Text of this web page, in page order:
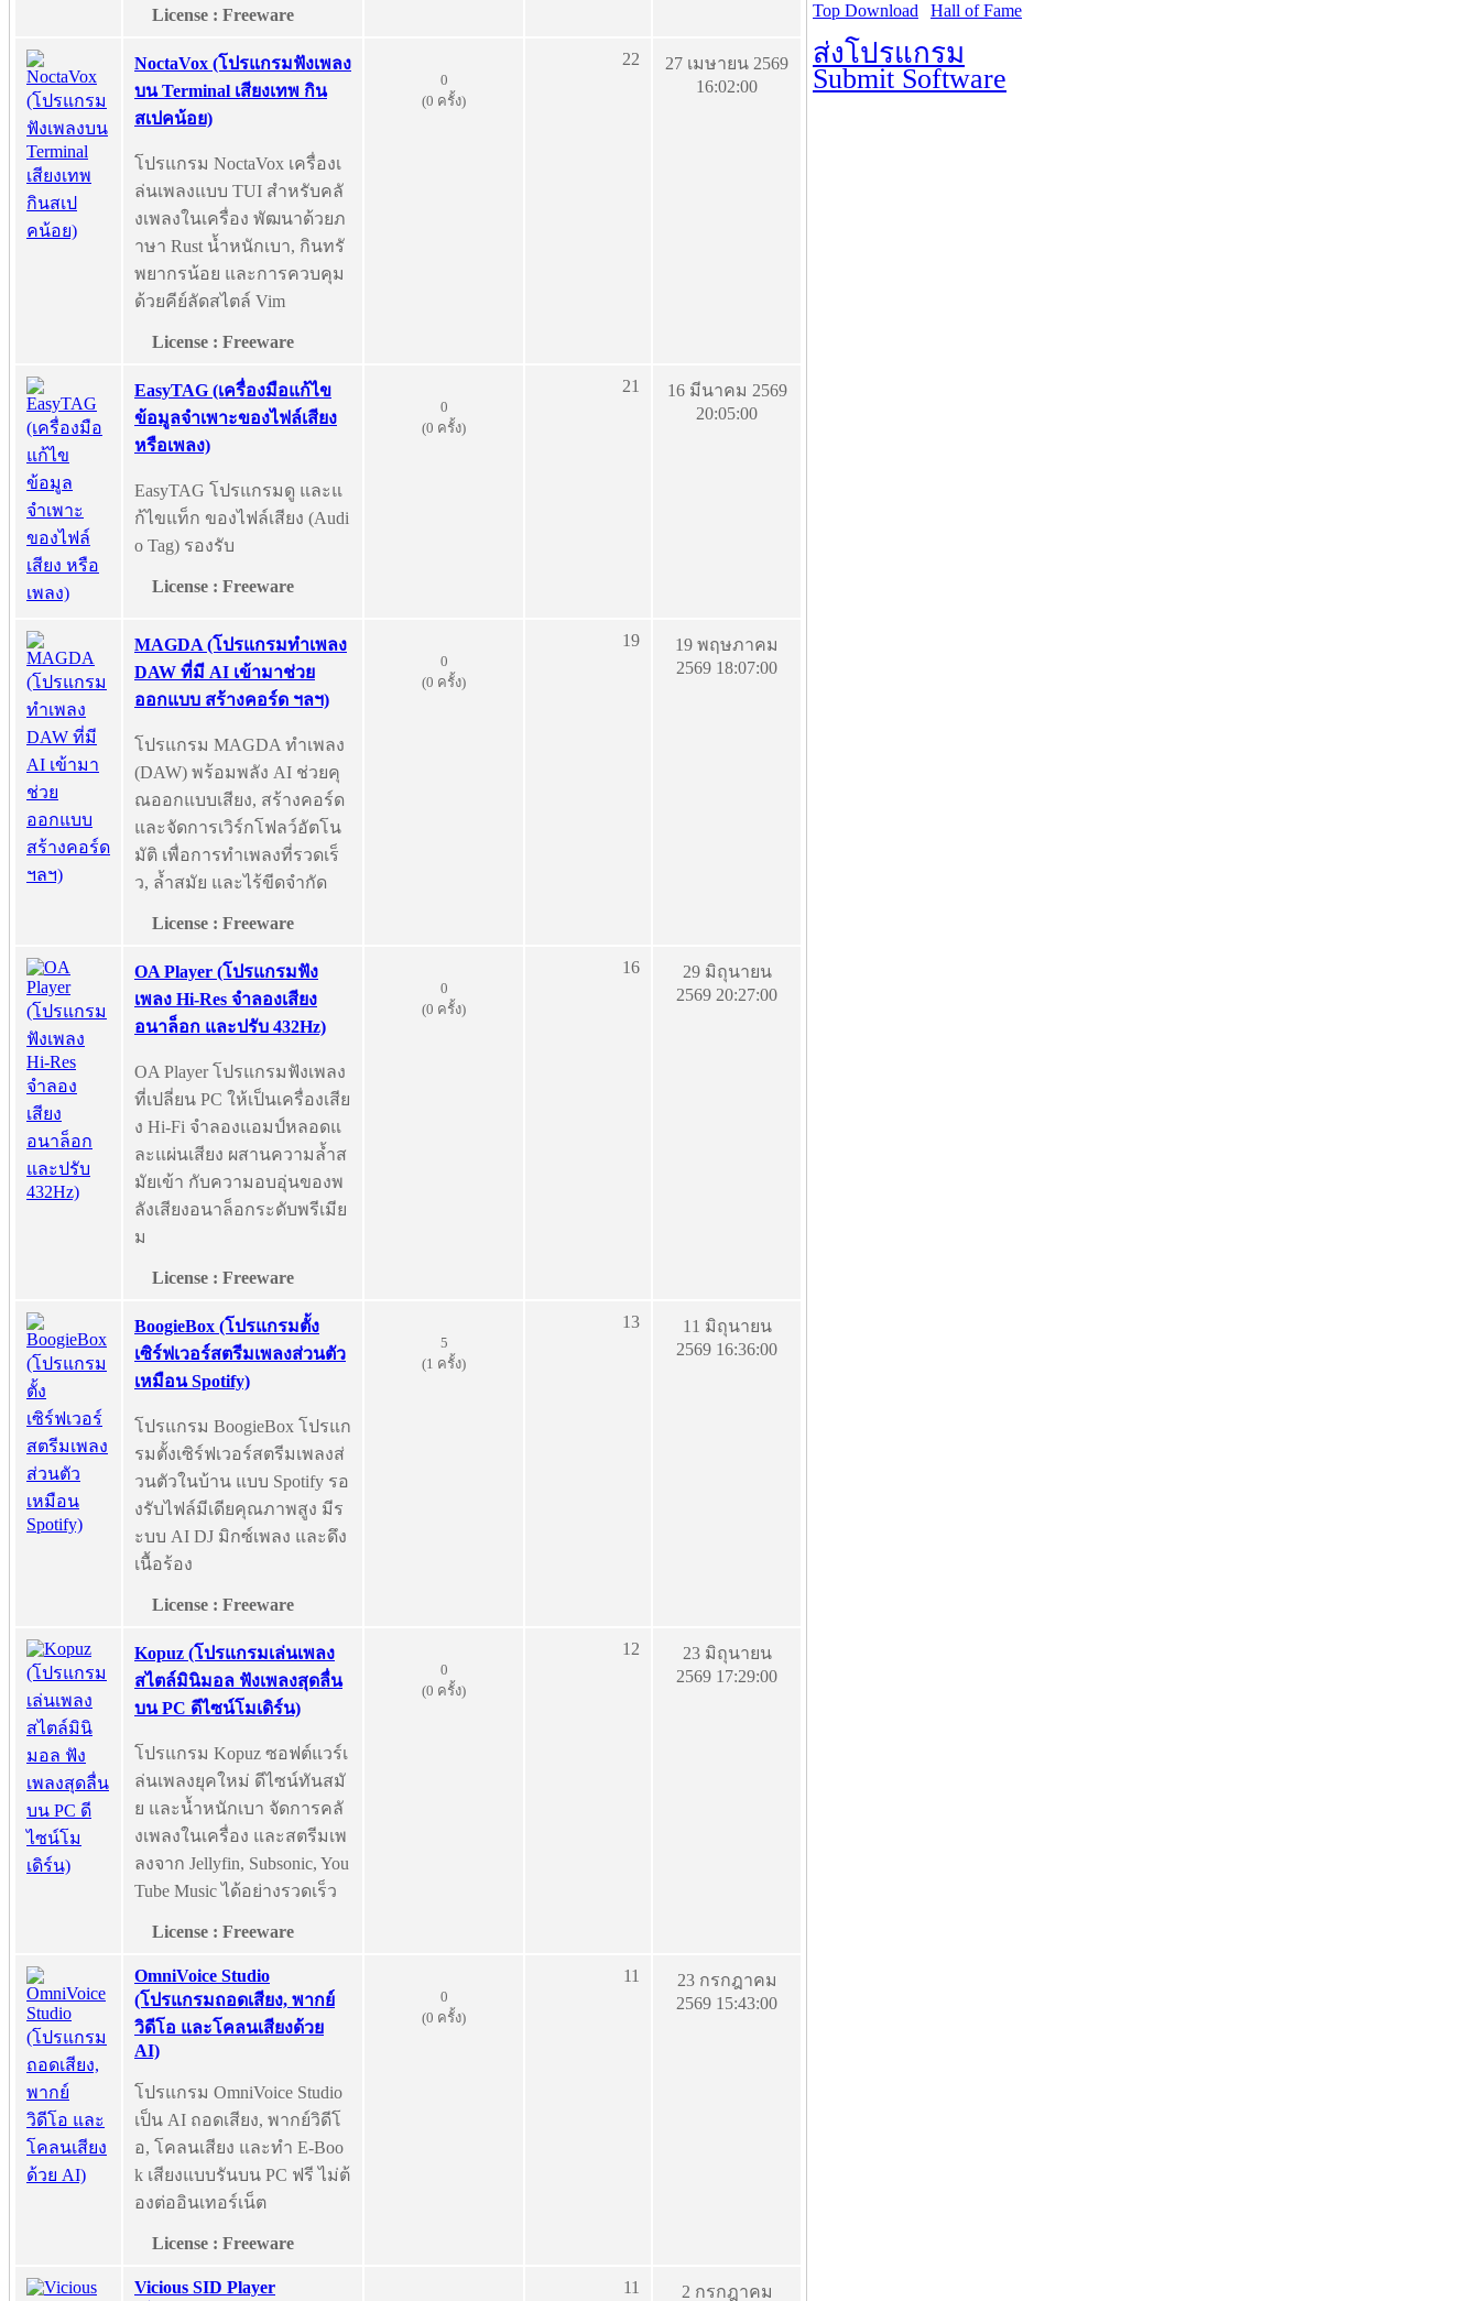
License : Freeware
NoctaVox (โปรแกรมฟังเพลง
บน Terminal เสียงเทพ กิน
สเปคน้อย)
โปรแกรม NoctaVox เครื่องเ
ล่นเพลงแบบ TUI สำหรับคลั
งเพลงในเครื่อง พัฒนาด้วยภ
าษา Rust น้ำหนักเบา, กินทรั
พยากรน้อย และการควบคุม
ด้วยคีย์ลัดสไตล์ Vim
License : Freeware
0
(0 ครั้ง)
22
27 เมษายน 2569
16:02:00
EasyTAG (เครื่องมือแก้ไข
ข้อมูลจำเพาะของไฟล์เสียง
หรือเพลง)
EasyTAG โปรแกรมดู และแ
ก้ไขแท็ก ของไฟล์เสียง (Audi
o Tag) รองรับ
License : Freeware
0
(0 ครั้ง)
21
16 มีนาคม 2569
20:05:00
MAGDA (โปรแกรมทำเพลง
DAW ที่มี AI เข้ามาช่วย
ออกแบบ สร้างคอร์ด ฯลฯ)
โปรแกรม MAGDA ทำเพลง
(DAW) พร้อมพลัง AI ช่วยคุ
ณออกแบบเสียง, สร้างคอร์ด
และจัดการเวิร์กโฟลว์อัตโน
มัติ เพื่อการทำเพลงที่รวดเร็
ว, ล้ำสมัย และไร้ขีดจำกัด
License : Freeware
0
(0 ครั้ง)
19
19 พฤษภาคม
2569 18:07:00
OA Player (โปรแกรมฟัง
เพลง Hi-Res จำลองเสียง
อนาล็อก และปรับ 432Hz)
OA Player โปรแกรมฟังเพลง
ที่เปลี่ยน PC ให้เป็นเครื่องเสีย
ง Hi-Fi จำลองแอมป์หลอดแ
ละแผ่นเสียง ผสานความล้ำส
มัยเข้า กับความอบอุ่นของพ
ลังเสียงอนาล็อกระดับพรีเมีย
ม
License : Freeware
0
(0 ครั้ง)
16
29 มิถุนายน
2569 20:27:00
BoogieBox (โปรแกรมตั้ง
เซิร์ฟเวอร์สตรีมเพลงส่วนตัว
เหมือน Spotify)
โปรแกรม BoogieBox โปรแก
รมตั้งเซิร์ฟเวอร์สตรีมเพลงส่
วนตัวในบ้าน แบบ Spotify รอ
งรับไฟล์มีเดียคุณภาพสูง มีร
ะบบ AI DJ มิกซ์เพลง และดึง
เนื้อร้อง
License : Freeware
5
(1 ครั้ง)
13
11 มิถุนายน
2569 16:36:00
Kopuz (โปรแกรมเล่นเพลง
สไตล์มินิมอล ฟังเพลงสุดลื่น
บน PC ดีไซน์โมเดิร์น)
โปรแกรม Kopuz ซอฟต์แวร์เ
ล่นเพลงยุคใหม่ ดีไซน์ทันสมั
ย และน้ำหนักเบา จัดการคลั
งเพลงในเครื่อง และสตรีมเพ
ลงจาก Jellyfin, Subsonic, You
Tube Music ได้อย่างรวดเร็ว
License : Freeware
0
(0 ครั้ง)
12
23 มิถุนายน
2569 17:29:00
OmniVoice Studio
(โปรแกรมถอดเสียง, พากย์
วิดีโอ และโคลนเสียงด้วย
AI)
โปรแกรม OmniVoice Studio
เป็น AI ถอดเสียง, พากย์วิดีโ
อ, โคลนเสียง และทำ E-Boo
k เสียงแบบรันบน PC ฟรี ไม่ต้
องต่ออินเทอร์เน็ต
License : Freeware
0
(0 ครั้ง)
11
23 กรกฎาคม
2569 15:43:00
Vicious SID Player 11 2 กรกฎาคม
Top Download
Hall of Fame
ส่งโปรแกรม
Submit Software